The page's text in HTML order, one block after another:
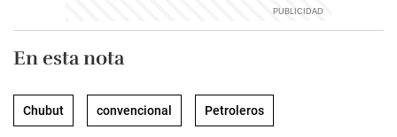
En esta nota
Chubut convencional Petroleros